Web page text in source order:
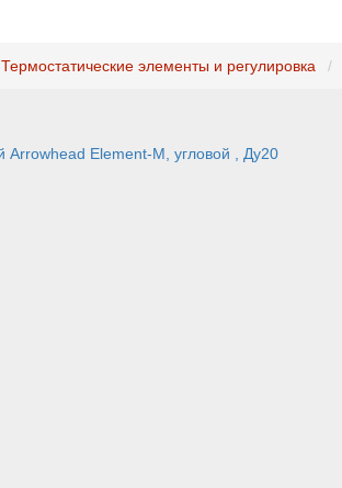
Термостатические элементы и регулировка